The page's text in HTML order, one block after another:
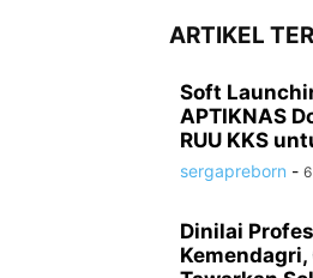
ARTIKEL
Soft
APTIKNAS
RUU KKS
sergapreborn -
Dinilai
Kemendagri,